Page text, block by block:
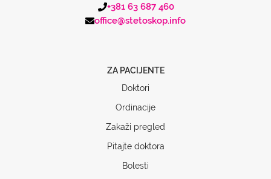
+381 63 687 460
office@stetoskop.info
ZA PACIJENTE
Doktori
Ordinacije
Zakaži pregled
Pitajte doktora
Bolesti